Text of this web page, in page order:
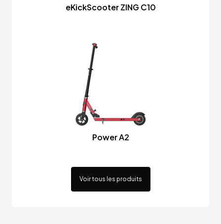
eKickScooter ZING C10
Power A2
Voir tous les produits